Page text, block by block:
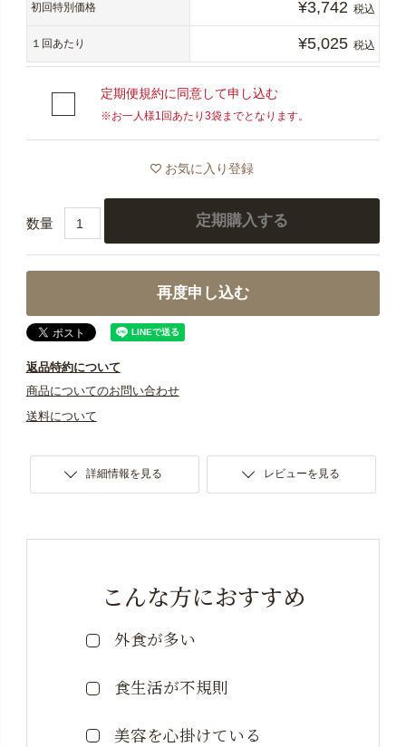
（初回1,604円＋2回目以降321円×11ヶ月）＋（送料最大
ら中止のご連絡をいただくまで毎月定期的に商品をお届
けするサービスです。
＜必ずご確認ください＞
※4回目のお届けが完了するまで数量の変更・解約はでき
ただき、お体に合うかなどお試しいただいた上でお申
し込みください。
※解約のご連絡がない場合、5回目以降も継続してお届け
いたします。
※お一人様最大3袋までお申し込みいただけますが、初回
す。
予めご了承ください。
※システム上、定期便商品と通常商品を一緒にご購入い
予めご了承ください。
す。ポスト投函口が小さい場合、対面にてお渡しにな
初回特別価格 ¥3,742 税込
１回あたり ¥5,025 税込
定期便規約に同意して申し込む
※お一人様1回あたり3袋までとなります。
お気に入り登録
定期購入する
再度申し込む
返品特約について
商品についてのお問い合わせ
送料について
詳細情報を見る レビューを見る
こんな方におすすめ
外食が多い
食生活が不規則
美容を心掛けている